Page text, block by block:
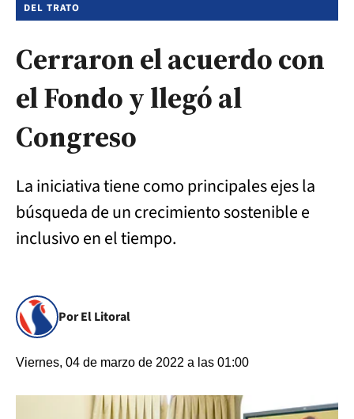
DEL TRATO
Cerraron el acuerdo con
el Fondo y llegó al
Congreso
La iniciativa tiene como principales ejes la
búsqueda de un crecimiento sostenible e
inclusivo en el tiempo.
Por El Litoral
Viernes, 04 de marzo de 2022 a las 01:00